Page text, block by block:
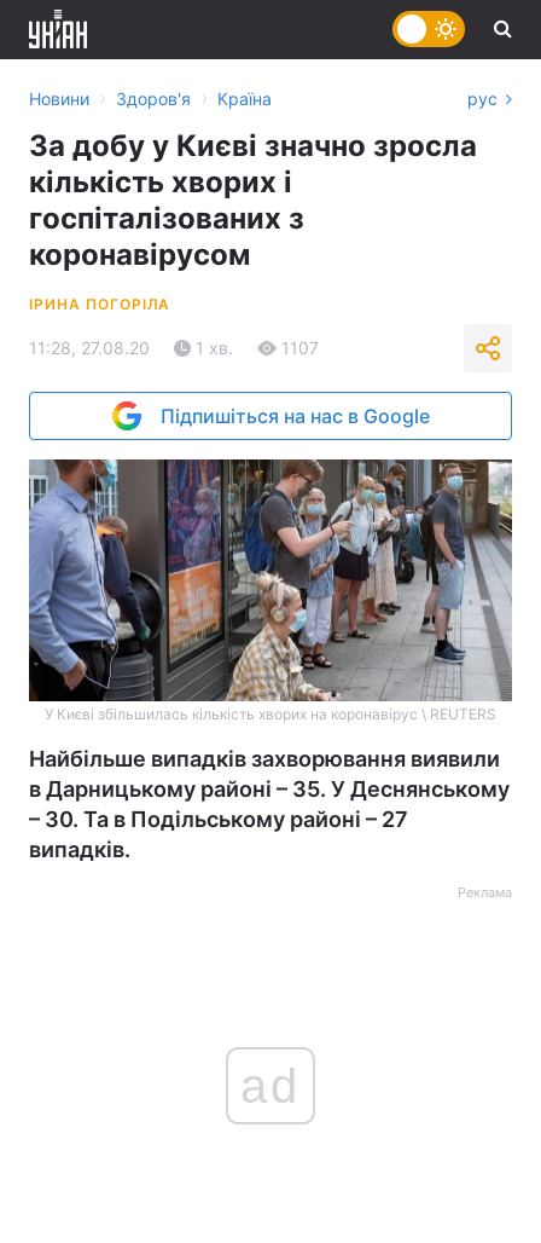
Новини › Здоров'я › Країна рус
За добу у Києві значно зросла
кількість хворих і
госпіталізованих з
коронавірусом
ІРИНА ПОГОРІЛА
11:28, 27.08.20 1 хв. 1107
Підпишіться на нас в Google
У Києві збільшилась кількість хворих на коронавірус \ REUTERS
Найбільше випадків захворювання виявили
в Дарницькому районі – 35. У Деснянському
– 30. Та в Подільському районі – 27
випадків.
Реклама
ad